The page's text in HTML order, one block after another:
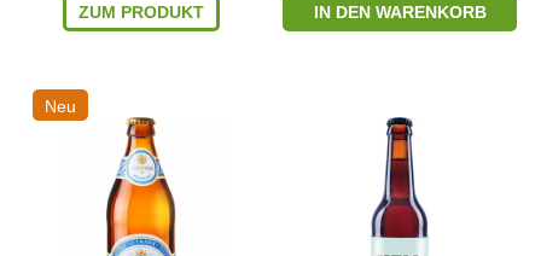
ZUM PRODUKT IN DEN WARENKORB
Neu